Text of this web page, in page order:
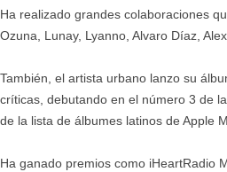
Ha realizado grandes colaboraciones
Ozuna, Lunay, Lyanno, Alvaro Díaz,
También, el artista urbano lanzo su
críticas, debutando en el número 3 de
de la lista de álbumes latinos de Apple
Ha ganado premios como iHeartRadio